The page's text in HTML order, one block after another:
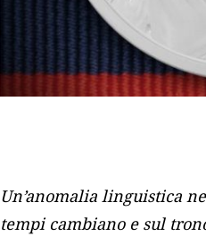
Un’anomalia linguistica
tempi cambiano e sul